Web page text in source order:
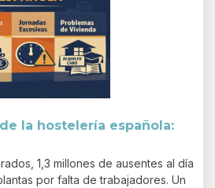
la hostelería española:
1,3 millones de ausentes al día
por falta de trabajadores. Un